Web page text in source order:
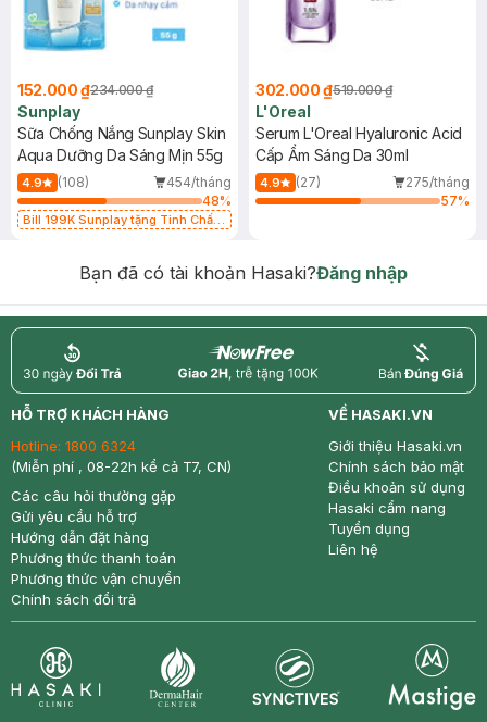
152.000 ₫234.000 ₫
Sunplay
Sữa Chống Nắng Sunplay Skin
Aqua Dưỡng Da Sáng Mịn 55g
4.9 (108)
454/tháng
48%
Bill 199K Sunplay tặng Tinh Chất
302.000 ₫519.000 ₫
L'Oreal
Serum L'Oreal Hyaluronic Acid
Cấp Ẩm Sáng Da 30ml
4.9 (27)
275/tháng
57%
Bạn đã có tài khoản Hasaki?Đăng nhập
return nowfree price
HỖ TRỢ KHÁCH HÀNG
Hotline: 1800 6324
(Miễn phí , 08-22h kể cả T7, CN)
Các câu hỏi thường gặp
Gửi yêu cầu hỗ trợ
Hướng dẫn đặt hàng
Phương thức thanh toán
Phương thức vận chuyển
Chính sách đổi trả
VỀ HASAKI.VN
Giới thiệu Hasaki.vn
Chính sách bảo mật
Điều khoản sử dụng
Hasaki cẩm nang
Tuyển dụng
Liên hệ